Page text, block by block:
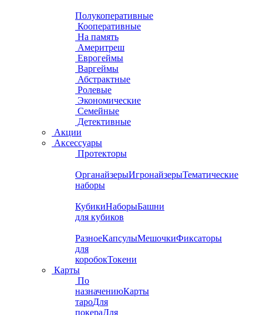
Полукоперативные
Кооперативные
На память
Америтреш
Еврогеймы
Варгеймы
Абстрактные
Ролевые
Экономические
Семейные
Детективные
Акции
Аксессуары
Протекторы
ОрганайзерыИгронайзерыТематические
наборы
КубикиНаборыБашни
для кубиков
РазноеКапсулыМешочкиФиксаторы
для
коробокТокени
Карты
По
назначениюКарты
тароДля
покераДля